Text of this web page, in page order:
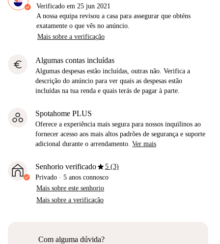
Verificado em 25 jun 2021
A nossa equipa revisou a casa para assegurar que obténs
exatamente o que vês no anúncio.
Mais sobre a verificação
euro Algumas contas incluídas
Algumas despesas estão incluídas, outras não. Verifica a
descrição do anúncio para ver quais as despesas estão
incluídas na tua renda e quais terás de pagar à parte.
Spotahome PLUS
Oferece a experiência mais segura para nossos inquilinos ao
fornecer acesso aos mais altos padrões de segurança e suporte
adicional durante o arrendamento. Ver mais
Senhorio verificadostar5 (3)
Privado · 5 anos connosco
Mais sobre este senhorio
Mais sobre a verificação
Com alguma dúvida?